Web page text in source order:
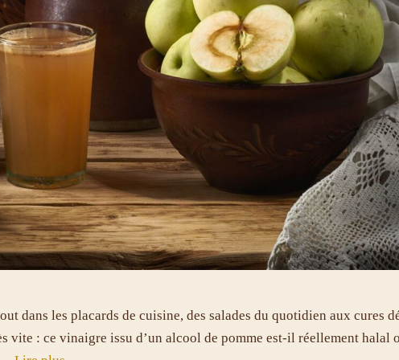
dans les placards de cuisine, des salades du quotidien aux cures
vite : ce vinaigre issu d’un alcool de pomme est-il réellement halal